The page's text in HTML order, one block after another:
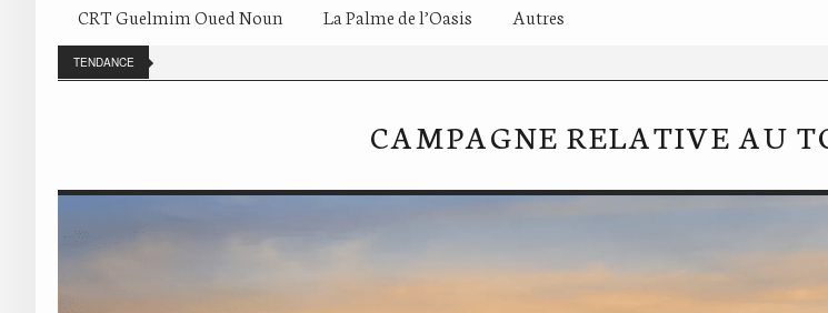
CRT Guelmim Oued Noun La Palme de l’Oasis Autres
TENDANCE
CAMPAGNE RELATIVE AU